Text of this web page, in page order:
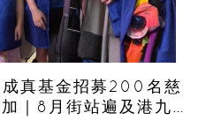
真基金招募200名慈
｜8月街站遍及港九